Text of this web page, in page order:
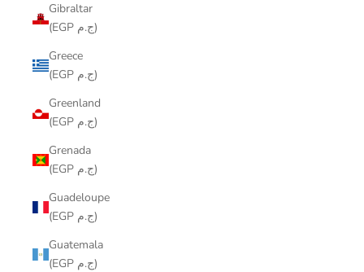
Gibraltar
(EGP ج.م)
Greece
(EGP ج.م)
Greenland
(EGP ج.م)
Grenada
(EGP ج.م)
Guadeloupe
(EGP ج.م)
Guatemala
(EGP ج.م)